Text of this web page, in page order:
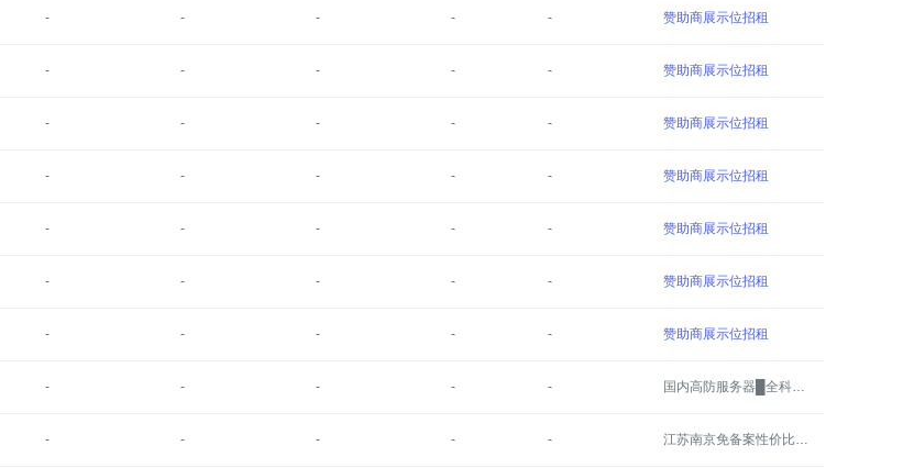
- - - - - 赞助商展示位招租
- - - - - 赞助商展示位招租
- - - - - 赞助商展示位招租
- - - - - 赞助商展示位招租
- - - - - 赞助商展示位招租
- - - - - 赞助商展示位招租
- - - - - 赞助商展示位招租
- - - - - 国内高防服务器█全科云█
- - - - - 江苏南京免备案性价比服务器